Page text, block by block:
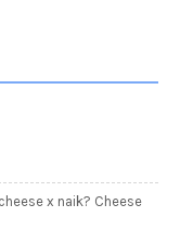
x naik? Cheese